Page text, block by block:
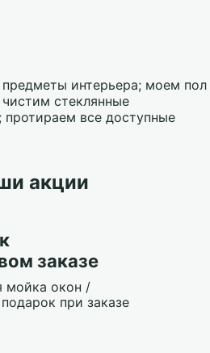
интерьера; моем пол
стеклянные
протираем все доступные
акции
заказе
мойка окон /
при заказе